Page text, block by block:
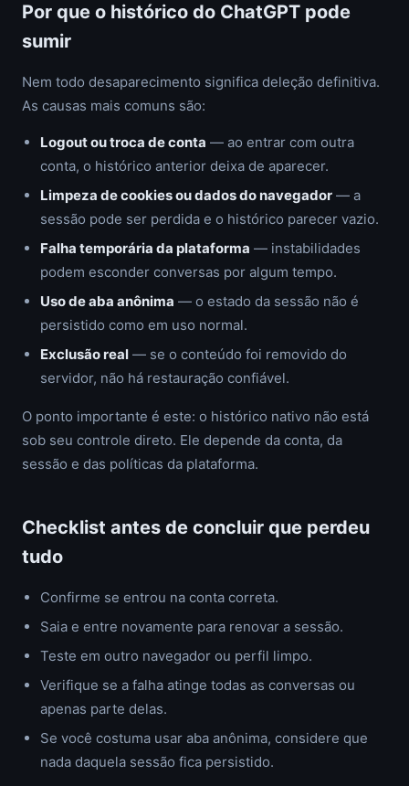
Por que o histórico do ChatGPT pode
sumir
Nem todo desaparecimento significa deleção definitiva.
As causas mais comuns são:
Logout ou troca de conta — ao entrar com outra
conta, o histórico anterior deixa de aparecer.
Limpeza de cookies ou dados do navegador — a
sessão pode ser perdida e o histórico parecer vazio.
Falha temporária da plataforma — instabilidades
podem esconder conversas por algum tempo.
Uso de aba anônima — o estado da sessão não é
persistido como em uso normal.
Exclusão real — se o conteúdo foi removido do
servidor, não há restauração confiável.
O ponto importante é este: o histórico nativo não está
sob seu controle direto. Ele depende da conta, da
sessão e das políticas da plataforma.
Checklist antes de concluir que perdeu
tudo
Confirme se entrou na conta correta.
Saia e entre novamente para renovar a sessão.
Teste em outro navegador ou perfil limpo.
Verifique se a falha atinge todas as conversas ou
apenas parte delas.
Se você costuma usar aba anônima, considere que
nada daquela sessão fica persistido.